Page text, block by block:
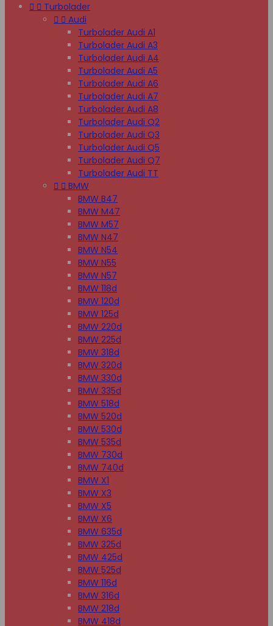
  Turbolader
  Audi
Turbolader Audi A1
Turbolader Audi A3
Turbolader Audi A4
Turbolader Audi A5
Turbolader Audi A6
Turbolader Audi A7
Turbolader Audi A8
Turbolader Audi Q2
Turbolader Audi Q3
Turbolader Audi Q5
Turbolader Audi Q7
Turbolader Audi TT
  BMW
BMW B47
BMW M47
BMW M57
BMW N47
BMW N54
BMW N55
BMW N57
BMW 118d
BMW 120d
BMW 125d
BMW 220d
BMW 225d
BMW 318d
BMW 320d
BMW 330d
BMW 335d
BMW 518d
BMW 520d
BMW 530d
BMW 535d
BMW 730d
BMW 740d
BMW X1
BMW X3
BMW X5
BMW X6
BMW 635d
BMW 325d
BMW 425d
BMW 525d
BMW 116d
BMW 316d
BMW 218d
BMW 418d